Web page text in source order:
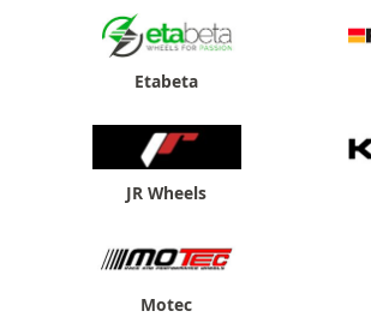
Etabeta
JR Wheels
Motec